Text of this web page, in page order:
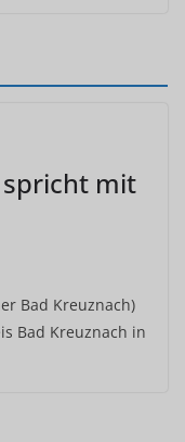
mit
Bad Kreuznach)
Bad Kreuznach in